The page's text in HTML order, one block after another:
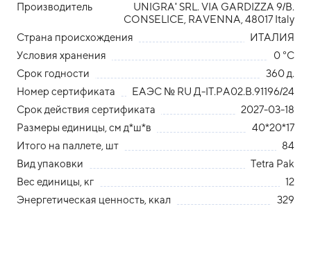
Производитель
UNIGRA' SRL. VIA GARDIZZA 9/B.
CONSELICE, RAVENNA, 48017 Italy
Страна происхождения
ИТАЛИЯ
Условия хранения
0 °С
Срок годности
360 д.
Номер сертификата
ЕАЭС № RU Д-IT.РА02.В.91196/24
Срок действия сертификата
2027-03-18
Размеры единицы, см д*ш*в
40*20*17
Итого на паллете, шт
84
Вид упаковки
Tetra Pak
Вес единицы, кг
12
Энергетическая ценность, ккал
329